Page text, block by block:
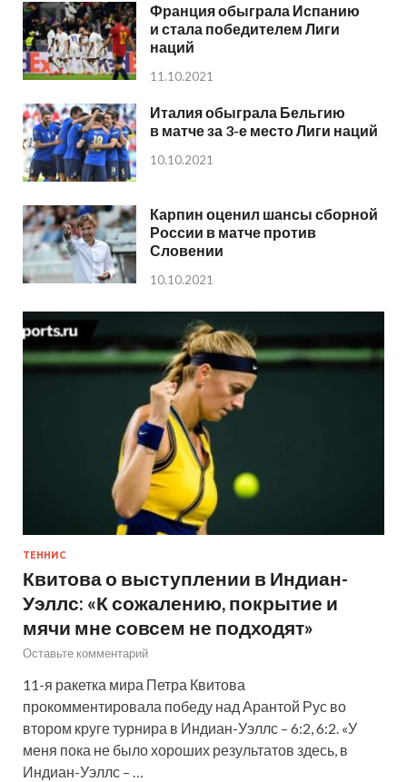
Франция обыграла Испанию
и стала победителем Лиги
наций
11.10.2021
Италия обыграла Бельгию
в матче за 3-е место Лиги наций
10.10.2021
Карпин оценил шансы сборной
России в матче против
Словении
10.10.2021
ТЕННИС
Квитова о выступлении в Индиан-
Уэллс: «К сожалению, покрытие и
мячи мне совсем не подходят»
Оставьте комментарий
11-я ракетка мира Петра Квитова
прокомментировала победу над Арантой Рус во
втором круге турнира в Индиан-Уэллс – 6:2, 6:2. «У
меня пока не было хороших результатов здесь, в
Индиан-Уэллс – …